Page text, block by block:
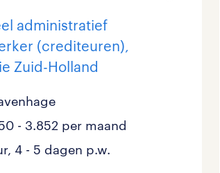
administratief
(crediteuren),
Zuid-Holland
- 3.852 per maand
4 - 5 dagen p.w.